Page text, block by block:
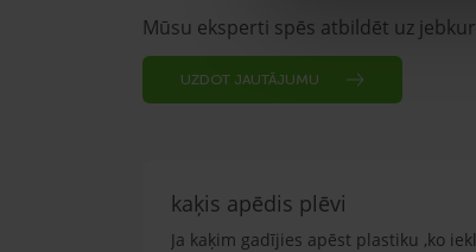
Mūsu eksperti spēs atbildēt uz
UZDOT JAUTĀJUMU
kaķis apēdis plēvi
Ja kaķim gadījies apēst plastiku ,ko